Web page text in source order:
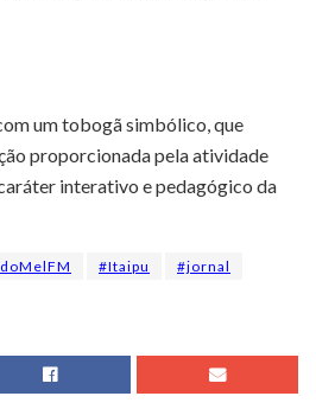
um tobogã simbólico, que
proporcionada pela atividade
interativo e pedagógico da
#Itaipu
#jornal